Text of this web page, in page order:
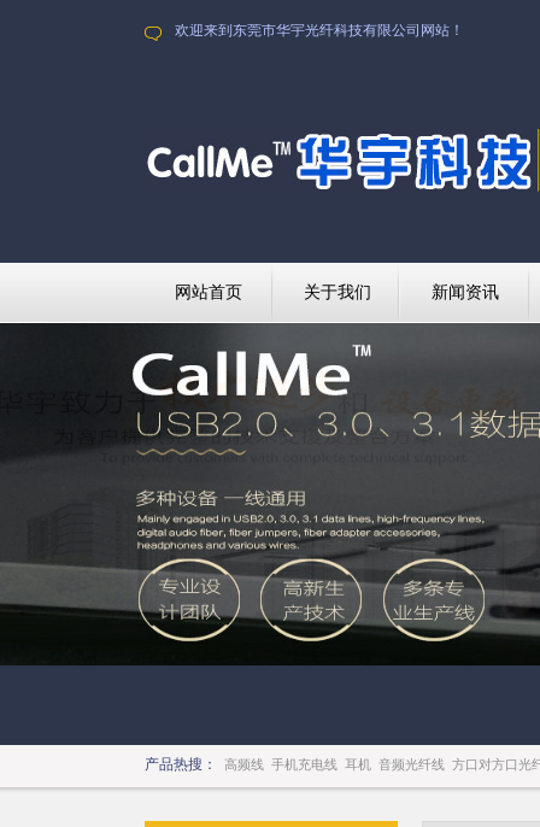
欢迎来到东莞市华宇光纤科技有限公司网站！
网站首页 关于我们 新闻资讯
产品热搜： 高频线 手机充电线 耳机 音频光纤线 方口对方口光